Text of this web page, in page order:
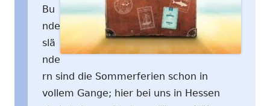
Bu
nde
slä
nde
rn sind die Sommerferien schon in
vollem Gange; hier bei uns in Hessen